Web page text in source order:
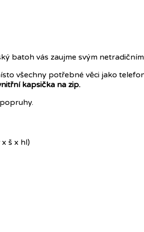
batoh vás zaujme svým
všechny potřebné věci jako
kapsička na zip.
š x hl)